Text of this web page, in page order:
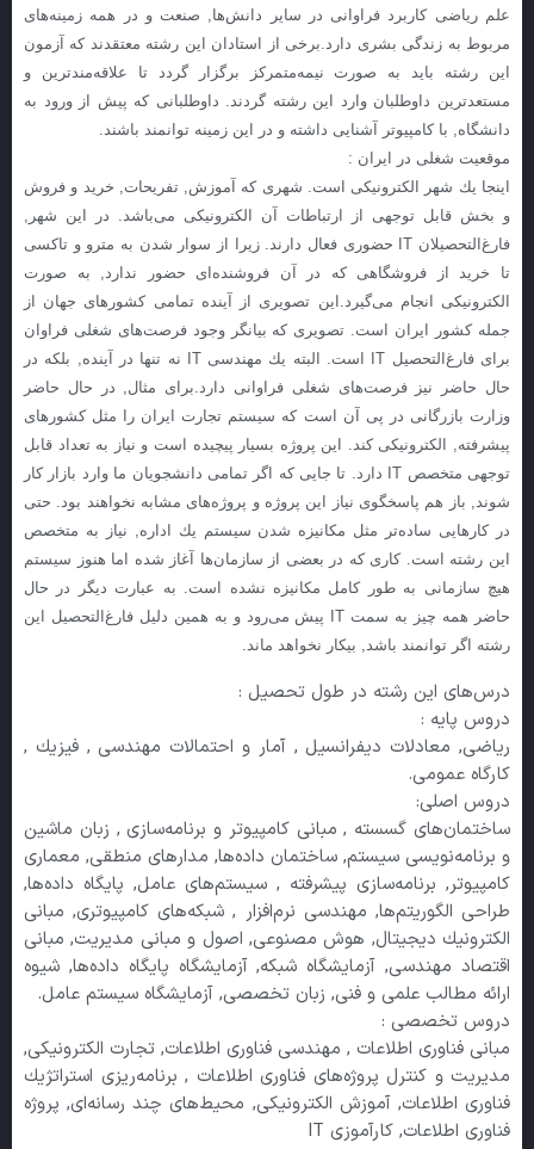
علم ریاضی كاربرد فراوانی در سایر دانش‌ها, صنعت و در همه زمینه‌های
مربوط به زندگی بشری دارد.برخی از استادان این رشته معتقدند كه آزمون
این رشته باید به صورت نیمه‌متمركز برگزار گردد تا علاقه‌مندترین و
مستعدترین داوطلبان وارد این رشته گردند. داوطلبانی كه پیش از ورود به
دانشگاه, با كامپیوتر آشنایی داشته و در این زمینه توانمند باشند.
موقعیت شغلی در ایران :
اینجا یك شهر الكترونیكی است. شهری كه آموزش, تفریحات, خرید و فروش
و بخش قابل توجهی از ارتباطات آن الكترونیكی می‌باشد. در این شهر,
فارغ‌التحصیلان IT حضوری فعال دارند. زیرا از سوار شدن به مترو و تاكسی
تا خرید از فروشگاهی كه در آن فروشنده‌ای حضور ندارد, به صورت
الكترونیكی انجام می‌گیرد.این تصویری از آینده تمامی كشورهای جهان از
جمله كشور ایران است. تصویری كه بیانگر وجود فرصت‌های شغلی فراوان
برای فارغ‌التحصیل IT است. البته یك مهندسی IT نه تنها در آینده, بلكه در
حال حاضر نیز فرصت‌های شغلی فراوانی دارد.برای مثال, در حال حاضر
وزارت بازرگانی در پی آن است كه سیستم تجارت ایران را مثل كشورهای
پیشرفته, الكترونیكی كند. این پروژه بسیار پیچیده است و نیاز به تعداد قابل
توجهی متخصص IT دارد. تا جایی كه اگر تمامی دانشجویان ما وارد بازار كار
شوند, باز هم پاسخگوی نیاز این پروژه و پروژه‌های مشابه نخواهند بود. حتی
در كارهایی ساده‌تر مثل مكانیزه شدن سیستم یك اداره, نیاز به متخصص
این رشته است. كاری كه در بعضی از سازمان‌ها آغاز شده اما هنوز سیستم
هیچ سازمانی به طور كامل مكانیزه نشده است. به عبارت دیگر در حال
حاضر همه چیز به سمت IT پیش می‌رود و به همین دلیل فارغ‌التحصیل این
رشته اگر توانمند باشد, بیكار نخواهد ماند.
درس‌های این رشته در طول تحصیل :
دروس پایه :
ریاضی, معادلات دیفرانسیل , آمار و احتمالات مهندسی , فیزیك ,
كارگاه عمومی.
دروس اصلی:
ساختمان‌های گسسته , مبانی كامپیوتر و برنامه‌سازی , زبان ماشین
و برنامه‌نویسی سیستم, ساختمان داده‌ها, مدارهای منطقی, معماری
كامپیوتر, برنامه‌سازی پیشرفته , سیستم‌های عامل, پایگاه داده‌ها,
طراحی الگوریتم‌ها, مهندسی نرم‌افزار , شبكه‌های كامپیوتری, مبانی
الكترونیك دیجیتال, هوش مصنوعی, اصول و مبانی مدیریت, مبانی
اقتصاد مهندسی, آزمایشگاه شبكه, آزمایشگاه پایگاه داده‌ها, شیوه
ارائه مطالب علمی و فنی, زبان تخصصی, آزمایشگاه سیستم عامل.
دروس تخصصی :
مبانی فناوری اطلاعات , مهندسی فناوری اطلاعات, تجارت الكترونیكی,
مدیریت و كنترل پروژه‌های فناوری اطلاعات , برنامه‌ریزی استراتژیك
فناوری اطلاعات, آموزش الكترونیكی, محیط‌های چند رسانه‌ای, پروژه‌
فناوری اطلاعات, كارآموزی IT